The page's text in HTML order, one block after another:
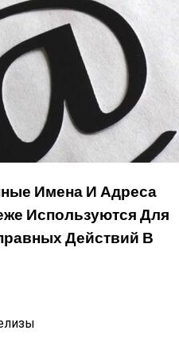
Имена И Адреса
Используются Для
Действий В